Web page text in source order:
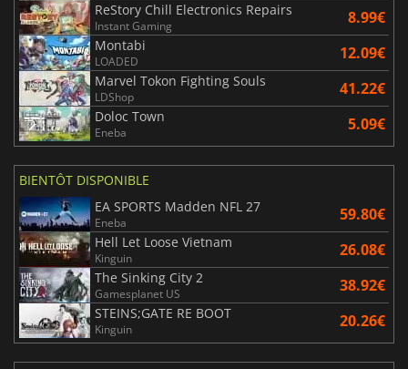
ReStory Chill Electronics Repairs
Instant Gaming 8.99€
Montabi
LOADED 12.09€
Marvel Tokon Fighting Souls
LDShop 41.22€
Doloc Town
Eneba 5.09€
BIENTÔT DISPONIBLE
EA SPORTS Madden NFL 27
Eneba 59.80€
Hell Let Loose Vietnam
Kinguin 26.08€
The Sinking City 2
Gamesplanet US 38.92€
STEINS;GATE RE BOOT
Kinguin 20.26€